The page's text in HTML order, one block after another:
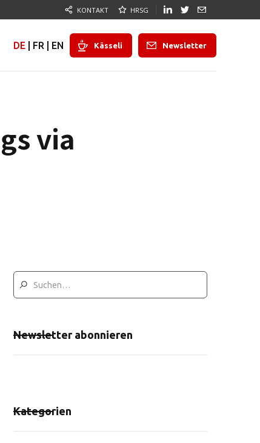
KONTAKT HRSG
DE FR EN Kässeli Newsletter
via
Newsletter abonnieren
Kategorien